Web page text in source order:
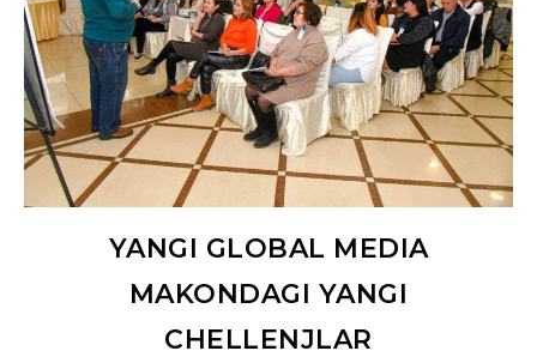
YANGI GLOBAL MEDIA
MAKONDAGI YANGI
CHELLENJLAR